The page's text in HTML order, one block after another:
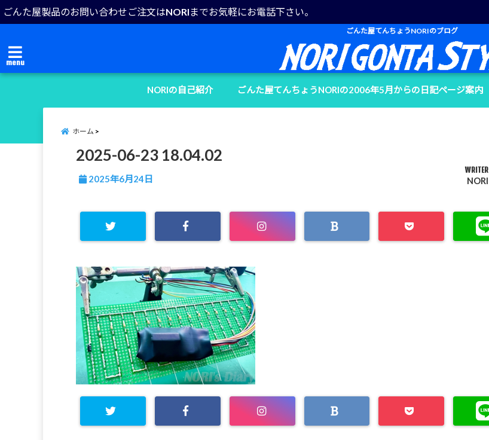
ごんた屋製品のお問い合わせご注文はNORIまでお気軽にお電話下さい。
ごんた屋てんちょうNORIのブログ
menu
NORIの自己紹介 ごんた屋てんちょうNORIの2006年5月からの日記ページ案内
ホーム
2025-06-23 18.04.02
2025年6月24日
WRITER
NORI